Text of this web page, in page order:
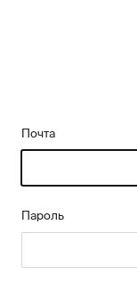
Почта
Пароль